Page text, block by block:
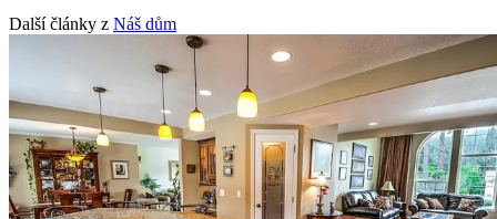
Další články z Náš dům